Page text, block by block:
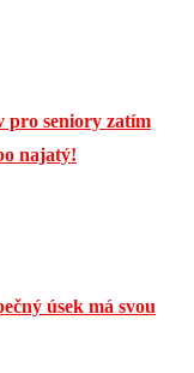
pro seniory zatím
najatý!
úsek má svou